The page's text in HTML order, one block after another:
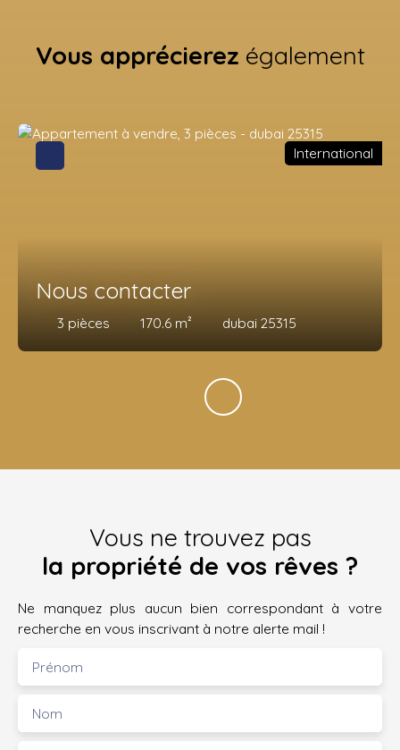
Vous apprécierez également
Nous contacter
3 pièces 170.6 m² dubai 25315
International
Vous ne trouvez pas
la propriété de vos rêves ?
Ne manquez plus aucun bien correspondant à votre
recherche en vous inscrivant à notre alerte mail !
Prénom
Nom